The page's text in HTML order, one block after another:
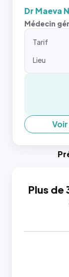
Dr Maeva
Médecin
Tarif
Lieu
Plus de